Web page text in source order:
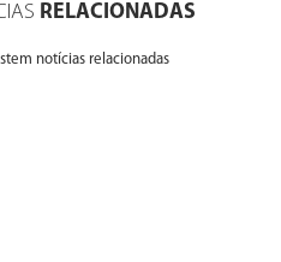
RELACIONADAS
notícias relacionadas